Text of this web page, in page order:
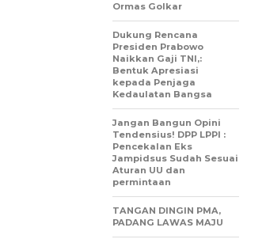
Ormas Golkar
Dukung Rencana
Presiden Prabowo
Naikkan Gaji TNI,:
Bentuk Apresiasi
kepada Penjaga
Kedaulatan Bangsa
Jangan Bangun Opini
Tendensius! DPP LPPI :
Pencekalan Eks
Jampidsus Sudah Sesuai
Aturan UU dan
permintaan
TANGAN DINGIN PMA,
PADANG LAWAS MAJU